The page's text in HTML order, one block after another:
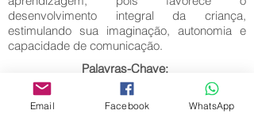
desenvolvimento integral da criança,
estimulando sua imaginação, autonomia e
capacidade de comunicação.
Palavras-Chave:
Educação Infantil; Desenho;
Desenvolvimento Infantil; Criatividade;
Expressão; Aprendizagem; Coordenação
Email Facebook WhatsApp